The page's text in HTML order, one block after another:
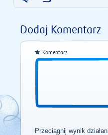
Dodaj Komentarz
Komentarz
Przeciągnij wynik